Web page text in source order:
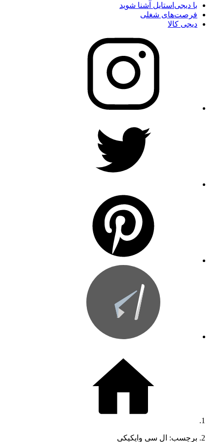
با دیجی‌استایل آشنا شوید
فرصت‌های شغلی
دیجی کالا
برچسب: ال سی وایکیکی